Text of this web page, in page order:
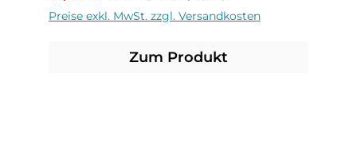
Preise exkl. MwSt. zzgl. Versandkosten
Zum Produkt